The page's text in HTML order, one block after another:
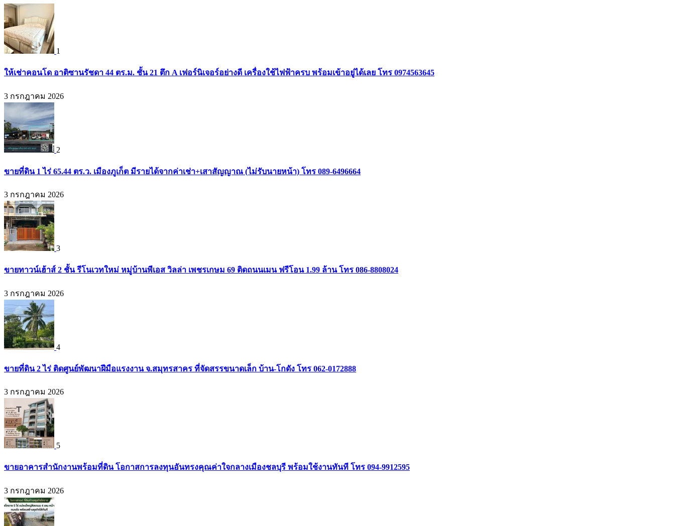
1
ให้เช่าคอนโด อาติซานรัชดา 44 ตร.ม. ชั้น 21 ตึก A เฟอร์นิเจอร์อย่างดี เครื่องใช้ไฟฟ้าครบ พร้อมเข้าอยู่ได้เลย โทร 0974563645
3 กรกฎาคม 2026
2
ขายที่ดิน 1 ไร่ 65.44 ตร.ว. เมืองภูเก็ต มีรายได้จากค่าเช่า+เสาสัญญาณ (ไม่รับนายหน้า) โทร 089-6496664
3 กรกฎาคม 2026
3
ขายทาวน์เฮ้าส์ 2 ชั้น รีโนเวทใหม่ หมู่บ้านพีเอส วิลล่า เพชรเกษม 69 ติดถนนเมน ฟรีโอน 1.99 ล้าน โทร 086-8808024
3 กรกฎาคม 2026
4
ขายที่ดิน 2 ไร่ ติดศูนย์พัฒนาฝีมือแรงงาน จ.สมุทรสาคร ที่จัดสรรขนาดเล็ก บ้าน-โกดัง โทร 062-0172888
3 กรกฎาคม 2026
5
ขายอาคารสำนักงานพร้อมที่ดิน โอกาสการลงทุนอันทรงคุณค่าใจกลางเมืองชลบุรี พร้อมใช้งานทันที โทร 094-9912595
3 กรกฎาคม 2026